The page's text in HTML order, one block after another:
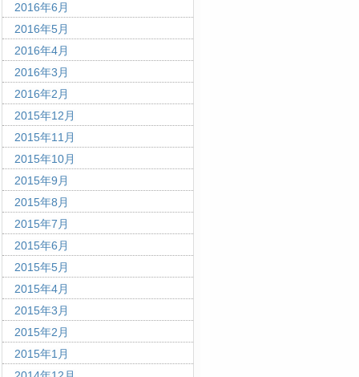
2016年6月
2016年5月
2016年4月
2016年3月
2016年2月
2015年12月
2015年11月
2015年10月
2015年9月
2015年8月
2015年7月
2015年6月
2015年5月
2015年4月
2015年3月
2015年2月
2015年1月